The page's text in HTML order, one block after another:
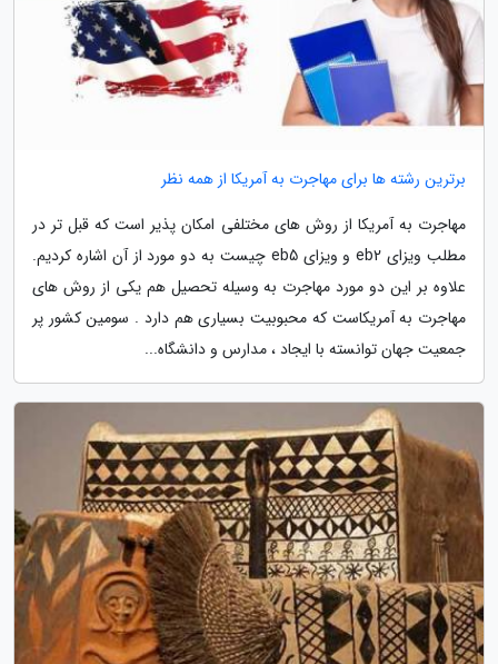
برترین رشته ها برای مهاجرت به آمریکا از همه نظر
مهاجرت به آمریکا از روش های مختلفی امکان پذیر است که قبل تر در
مطلب ویزای eb2 و ویزای eb5 چیست به دو مورد از آن اشاره کردیم.
علاوه بر این دو مورد مهاجرت به وسیله تحصیل هم یکی از روش های
مهاجرت به آمریکاست که محبوبیت بسیاری هم دارد . سومین کشور پر
جمعیت جهان توانسته با ایجاد ، مدارس و دانشگاه...